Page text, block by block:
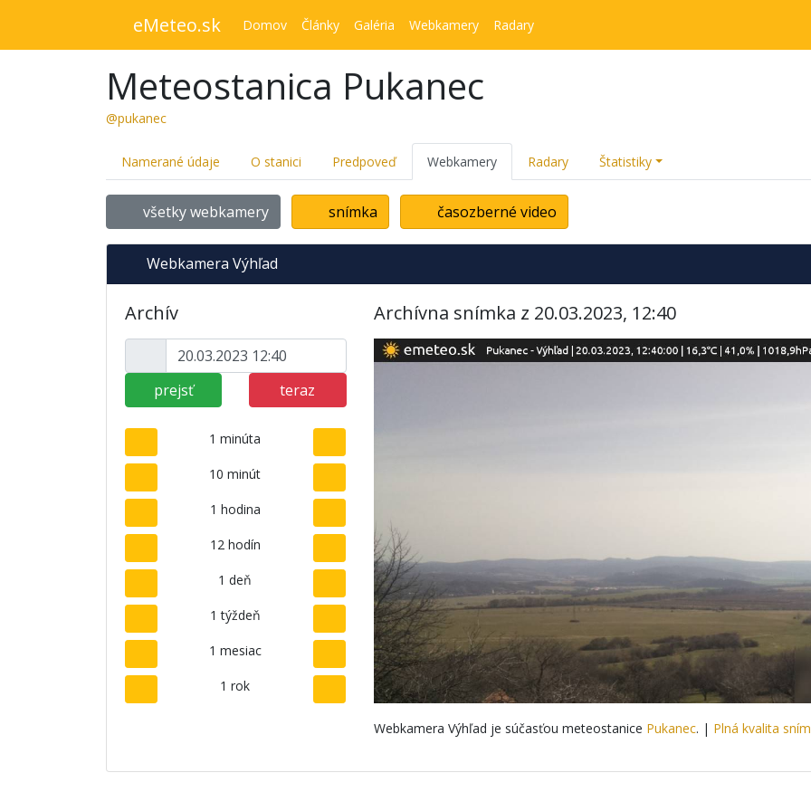
eMeteo.sk Domov Články Galéria Webkamery Radary
Meteostanica Pukanec
@pukanec
Namerané údaje O stanici Predpoveď Webkamery Radary Štatistiky
všetky webkamery snímka časozberné video
Webkamera Výhľad
Archív
prejsť teraz
1 minúta
10 minút
1 hodina
12 hodín
1 deň
1 týždeň
1 mesiac
1 rok
Archívna snímka z 20.03.2023, 12:40
Webkamera Výhľad je súčasťou meteostanice Pukanec. | Plná kvalita